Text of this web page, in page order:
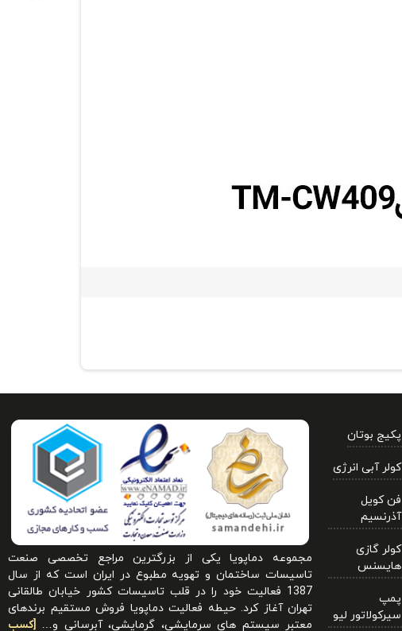
پکیج بوتان
کولر آبی انرژی
فن کویل
آذرنسیم
کولر گازی
هایسنس
پمپ
سیرکولاتور لیو
مجموعه دماپویا یکی از بزرگترین مراجع تخصصی صنعت
تاسیسات ساختمان و تهویه مطبوع در ایران است که از سال
1387 فعالیت خود را در قلب تاسیسات کشور خیابان طالقانی
تهران آغاز کرد. حیطه فعالیت دماپویا فروش مستقیم برندهای
معتبر سیستم های سرمایشی، گرمایشی، آبرسانی و… [کسب